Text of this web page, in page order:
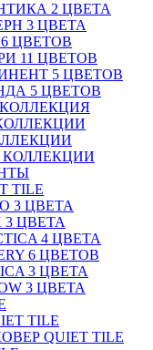
2 ЦВЕТА
3 ЦВЕТА
ЦВЕТОВ
11 ЦВЕТОВ
5 ЦВЕТОВ
5 ЦВЕТОВ
КОЛЛЕКЦИИ
TILE
3 ЦВЕТА
3 ЦВЕТА
4 ЦВЕТА
6 ЦВЕТОВ
3 ЦВЕТА
3 ЦВЕТА
TILE
QUIET TILE